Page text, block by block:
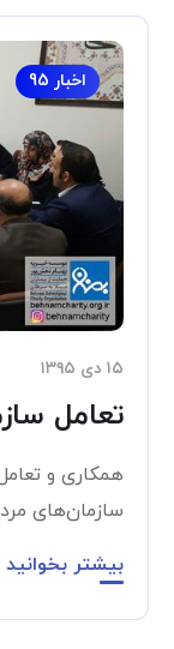
اخبار 95
۱۵ دی ۱۳۹۵
تعامل
همکاری و
سازمان‌های
بیشتر بخوانید